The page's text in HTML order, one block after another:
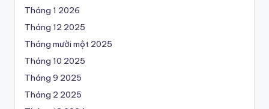
Tháng 1 2026
Tháng 12 2025
Tháng mười một 2025
Tháng 10 2025
Tháng 9 2025
Tháng 2 2025